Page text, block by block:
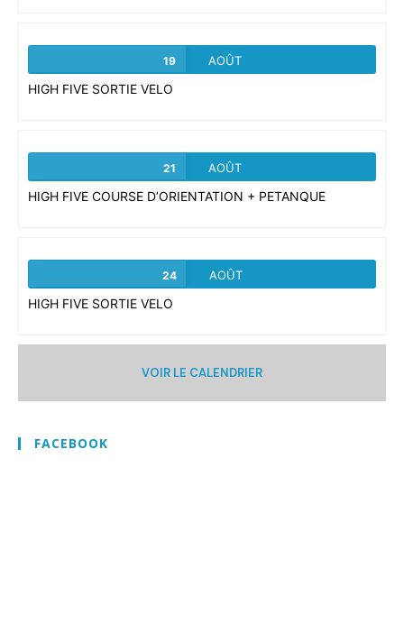
19 AOÛT
HIGH FIVE SORTIE VELO
21 AOÛT
HIGH FIVE COURSE D’ORIENTATION + PETANQUE
24 AOÛT
HIGH FIVE SORTIE VELO
VOIR LE CALENDRIER
FACEBOOK